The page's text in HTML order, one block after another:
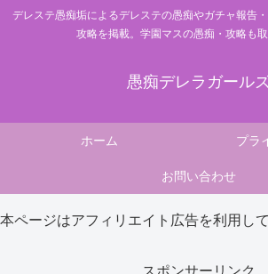
デレステ愚痴垢によるデレステの愚痴やガチャ報告
攻略を掲載。学園マスの愚痴・攻略も取
愚痴デレラガール
ホーム プラ
お問い合わせ
本ページはアフィリエイト広告を利用して